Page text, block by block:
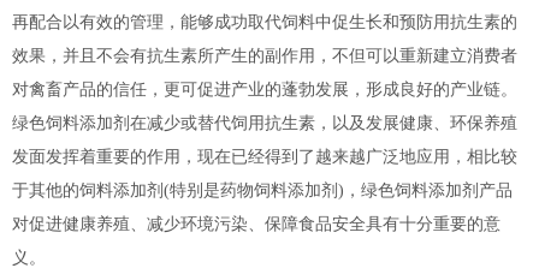
再配合以有效的管理，能够成功取代饲料中促生长和预防用抗生素的
效果，并且不会有抗生素所产生的副作用，不但可以重新建立消费者
对禽畜产品的信任，更可促进产业的蓬勃发展，形成良好的产业链。
绿色饲料添加剂在减少或替代饲用抗生素，以及发展健康、环保养殖
发面发挥着重要的作用，现在已经得到了越来越广泛地应用，相比较
于其他的饲料添加剂(特别是药物饲料添加剂)，绿色饲料添加剂产品
对促进健康养殖、减少环境污染、保障食品安全具有十分重要的意
义。